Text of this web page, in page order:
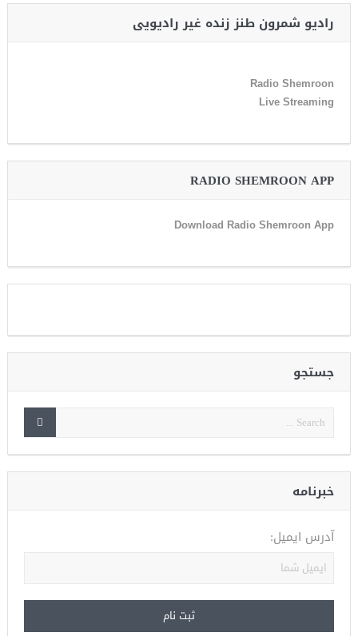
رادیو شمرون طنز زنده غیر رادیویی
Radio Shemroon
Live Streaming
RADIO SHEMROON APP
Download Radio Shemroon App
جستجو
خبرنامه
آدرس ایمیل: